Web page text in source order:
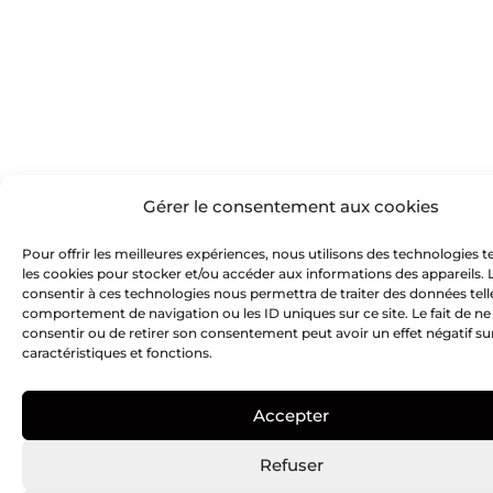
Gérer le consentement aux cookies
Pour offrir les meilleures expériences, nous utilisons des technologies
les cookies pour stocker et/ou accéder aux informations des appareils.
consentir à ces technologies nous permettra de traiter des données
comportement de navigation ou les ID uniques sur ce site. Le fait de ne
consentir ou de retirer son consentement peut avoir un effet négatif
caractéristiques et fonctions.
Accepter
Refuser